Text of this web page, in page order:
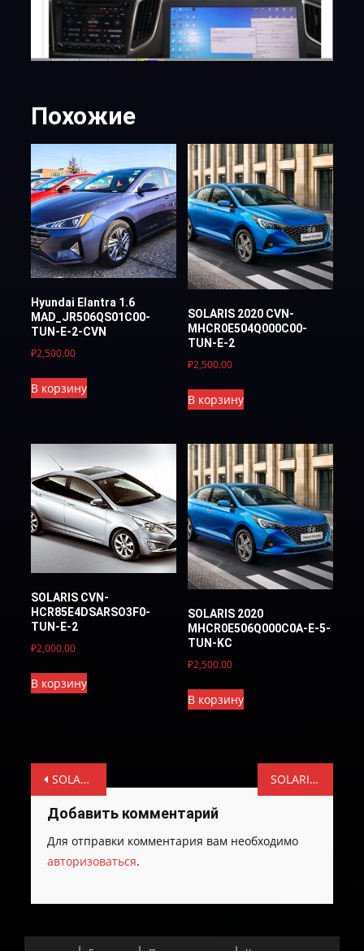
Похожие
Hyundai Elantra 1.6
MAD_JR506QS01C00-
TUN-Е-2-CVN
₽2,500.00
В корзину
SOLARIS 2020 CVN-
MHCR0E504Q000C00-
TUN-Е-2
₽2,500.00
В корзину
SOLARIS CVN-
HCR85E4DSARSO3F0-
TUN-E-2
₽2,000.00
В корзину
SOLARIS 2020
MHCR0E506Q000C0A-E-5-
TUN-KC
₽2,500.00
В корзину
Навигация
по
записям
SOLARIS CVN-GAHCRKE56QS00C00-TUN-E2 SOLARIS CVN-GCQBRF56CQS02C00-TUN-E2
Добавить комментарий
Для отправки комментария вам необходимо
авторизоваться.